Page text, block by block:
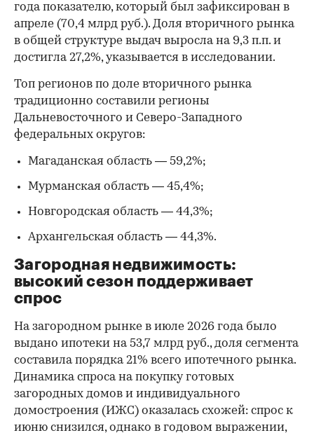
года показателю, который был зафиксирован в
апреле (70,4 млрд руб.). Доля вторичного рынка
в общей структуре выдач выросла на 9,3 п.п. и
достигла 27,2%, указывается в исследовании.
Топ регионов по доле вторичного рынка
традиционно составили регионы
Дальневосточного и Северо-Западного
федеральных округов:
Магаданская область — 59,2%;
Мурманская область — 45,4%;
Новгородская область — 44,3%;
Архангельская область — 44,3%.
Загородная недвижимость:
высокий сезон поддерживает
спрос
На загородном рынке в июле 2026 года было
выдано ипотеки на 53,7 млрд руб., доля сегмента
составила порядка 21% всего ипотечного рынка.
Динамика спроса на покупку готовых
загородных домов и индивидуального
домостроения (ИЖС) оказалась схожей: спрос к
июню снизился, однако в годовом выражении,